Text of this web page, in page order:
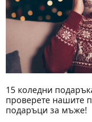
15 коледни
проверете нашите
подаръци за мъже!